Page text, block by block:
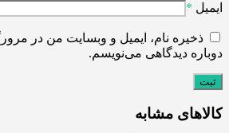
ایمیل *
ذخیره نام، ایمیل و وبسایت من در
دوباره دیدگاهی می‌نویسم.
کالاهای مشابه